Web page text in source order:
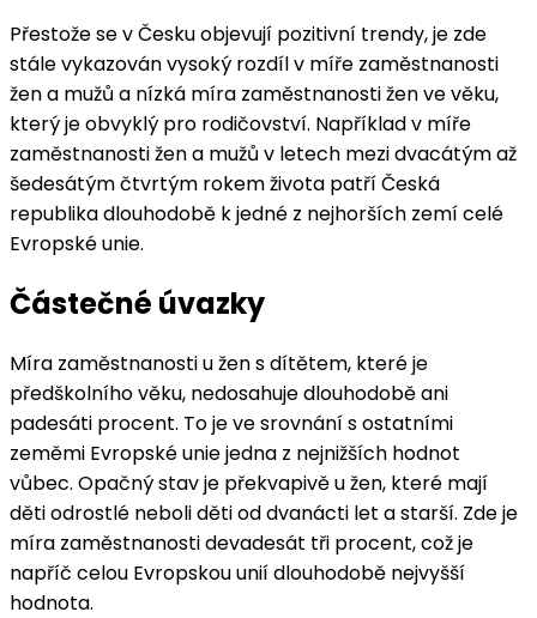
Přestože se v Česku objevují pozitivní trendy, je zde
stále vykazován vysoký rozdíl v míře zaměstnanosti
žen a mužů a nízká míra zaměstnanosti žen ve věku,
který je obvyklý pro rodičovství. Například v míře
zaměstnanosti žen a mužů v letech mezi dvacátým až
šedesátým čtvrtým rokem života patří Česká
republika dlouhodobě k jedné z nejhorších zemí celé
Evropské unie.
Částečné úvazky
Míra zaměstnanosti u žen s dítětem, které je
předškolního věku, nedosahuje dlouhodobě ani
padesáti procent. To je ve srovnání s ostatními
zeměmi Evropské unie jedna z nejnižších hodnot
vůbec. Opačný stav je překvapivě u žen, které mají
děti odrostlé neboli děti od dvanácti let a starší. Zde je
míra zaměstnanosti devadesát tři procent, což je
napříč celou Evropskou unií dlouhodobě nejvyšší
hodnota.